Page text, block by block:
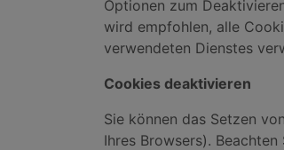
Optionen zum
wird empfohlen, alle
verwendeten Dienstes
Cookies deaktivieren
Sie können das Setzen
Ihres Browsers).